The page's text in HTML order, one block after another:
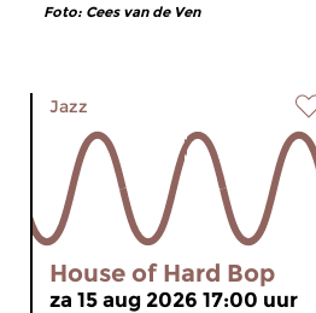
Foto: Cees van de Ven
Jazz
House of Hard Bop
za 15 aug 2026 17:00 uur